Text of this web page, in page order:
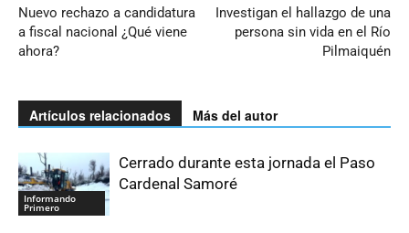
Nuevo rechazo a candidatura
a fiscal nacional ¿Qué viene
ahora?
Investigan el hallazgo de una
persona sin vida en el Río
Pilmaiquén
Artículos relacionados Más del autor
Informando
Primero
Cerrado durante esta jornada el Paso
Cardenal Samoré